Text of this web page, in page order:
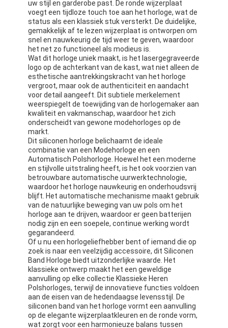
Thuis
Producten
Over Ons
uw stijl en garderobe past. De ronde wijzerplaat
voegt een tijdloze touch toe aan het horloge, wat de
status als een klassiek stuk versterkt. De duidelijke,
gemakkelijk af te lezen wijzerplaat is ontworpen om
snel en nauwkeurig de tijd weer te geven, waardoor
het net zo functioneel als modieus is.
Wat dit horloge uniek maakt, is het lasergegraveerde
logo op de achterkant van de kast, wat niet alleen de
esthetische aantrekkingskracht van het horloge
vergroot, maar ook de authenticiteit en aandacht
voor detail aangeeft. Dit subtiele merkelement
weerspiegelt de toewijding van de horlogemaker aan
kwaliteit en vakmanschap, waardoor het zich
onderscheidt van gewone modehorloges op de
markt.
Dit siliconen horloge belichaamt de ideale
combinatie van een Modehorloge en een
Automatisch Polshorloge. Hoewel het een moderne
en stijlvolle uitstraling heeft, is het ook voorzien van
betrouwbare automatische uurwerktechnologie,
waardoor het horloge nauwkeurig en onderhoudsvrij
blijft. Het automatische mechanisme maakt gebruik
van de natuurlijke beweging van uw pols om het
horloge aan te drijven, waardoor er geen batterijen
nodig zijn en een soepele, continue werking wordt
gegarandeerd.
Of u nu een horlogeliefhebber bent of iemand die op
zoek is naar een veelzijdig accessoire, dit Siliconen
Band Horloge biedt uitzonderlijke waarde. Het
klassieke ontwerp maakt het een geweldige
aanvulling op elke collectie Klassieke Heren
Polshorloges, terwijl de innovatieve functies voldoen
aan de eisen van de hedendaagse levensstijl. De
siliconen band van het horloge vormt een aanvulling
op de elegante wijzerplaatkleuren en de ronde vorm,
wat zorgt voor een harmonieuze balans tussen